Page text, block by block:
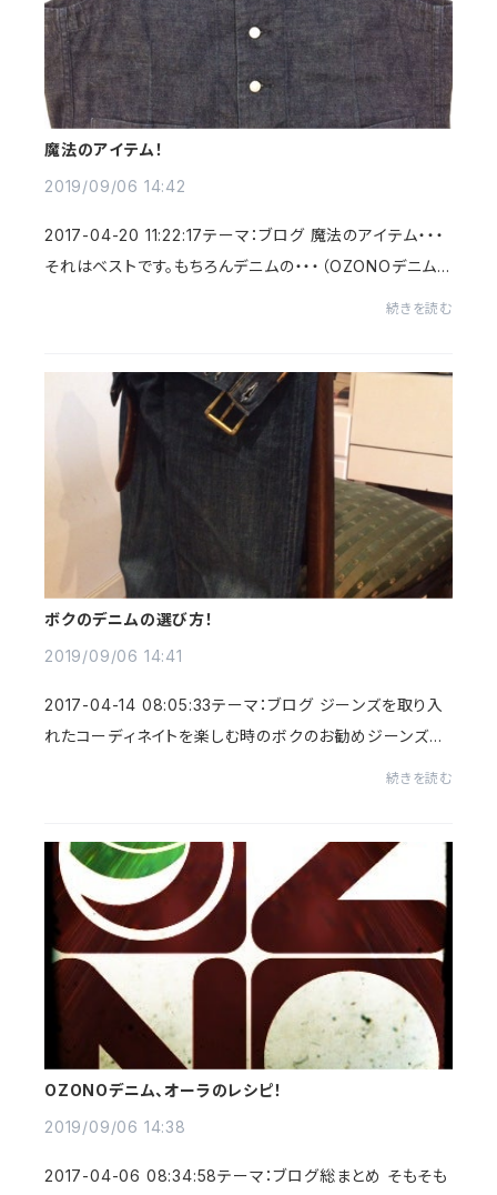
魔法のアイテム！
2019/09/06 14:42
2017-04-20 11:22:17テーマ：ブログ 魔法のアイテム・・・
それはベストです。もちろんデニムの・・・（OZONOデニム
続きを読む
ボクのデニムの選び方！
2019/09/06 14:41
2017-04-14 08:05:33テーマ：ブログ ジーンズを取り入
れたコーディネイトを楽しむ時のボクのお勧めジーンズ
続きを読む
OZONOデニム、オーラのレシピ！
2019/09/06 14:38
2017-04-06 08:34:58テーマ：ブログ総まとめ そもそも